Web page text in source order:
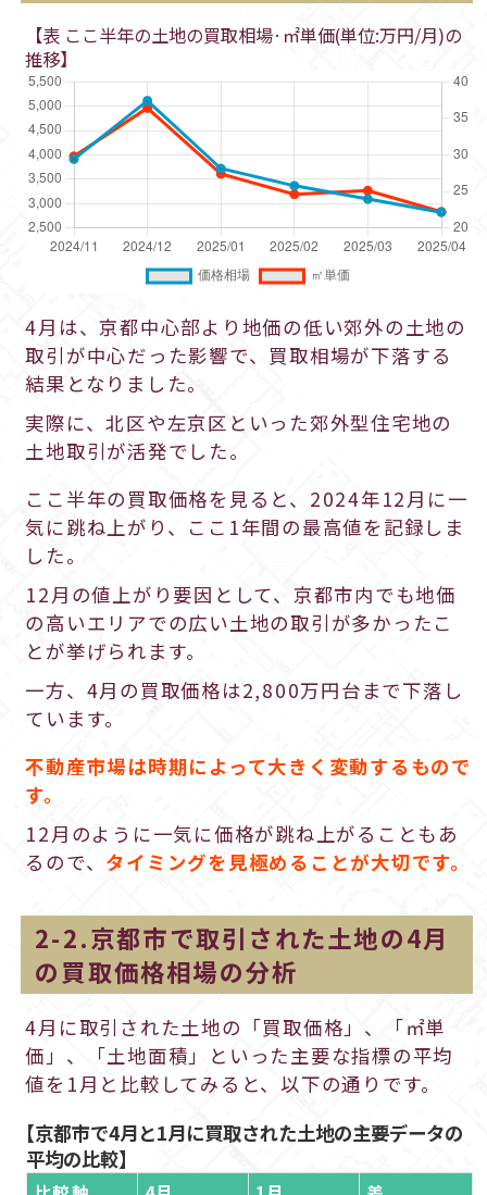
【表 ここ半年の土地の買取相場·㎡単価(単位:万円/月)の
推移】
4月は、京都中心部より地価の低い郊外の土地の
取引が中心だった影響で、買取相場が下落する
結果となりました。
実際に、北区や左京区といった郊外型住宅地の
土地取引が活発でした。
ここ半年の買取価格を見ると、2024年12月に一
気に跳ね上がり、ここ1年間の最高値を記録しま
した。
12月の値上がり要因として、京都市内でも地価
の高いエリアでの広い土地の取引が多かったこ
とが挙げられます。
一方、4月の買取価格は2,800万円台まで下落し
ています。
不動産市場は時期によって大きく変動するもので
す。
12月のように一気に価格が跳ね上がることもあ
るので、 タイミングを見極めることが大切です。
2-2.京都市で取引された土地の4月
の買取価格相場の分析
4月に取引された土地の「買取価格」、「㎡単
価」、「土地面積」といった主要な指標の平均
値を1月と比較してみると、以下の通りです。
【京都市で4月と1月に買取された土地の主要データの
平均の比較】